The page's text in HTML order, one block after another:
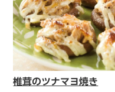
椎茸のツナマヨ焼き